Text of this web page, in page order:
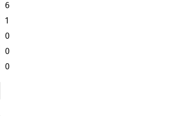
6
1
0
0
0